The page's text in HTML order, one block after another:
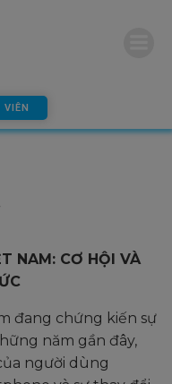
VIÊN
NAM: CƠ HỘI VÀ
đang chứng kiến sự
năm gần đây,
người dùng